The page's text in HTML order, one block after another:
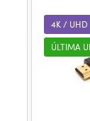
4K / UHD
ÚLTIMA